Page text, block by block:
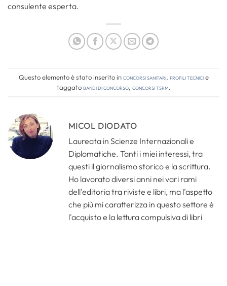
consulente esperta.
Questo elemento è stato inserito inConcorsi Sanitari, Profili tecnicie
taggatobandi di concorso, concorsi tsrm.
MICOL DIODATO
Laureata in Scienze Internazionali e
Diplomatiche. Tanti i miei interessi, tra
questi il giornalismo storico e la scrittura.
Ho lavorato diversi anni nei vari rami
dell'editoria tra riviste e libri, ma l'aspetto
che più mi caratterizza in questo settore è
l'acquisto e la lettura compulsiva di libri